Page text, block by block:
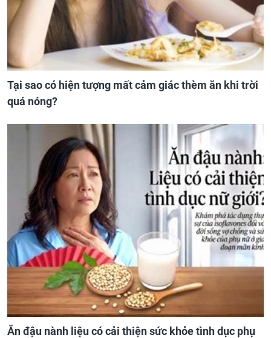
Tại sao có hiện tượng mất cảm giác thèm ăn khi trời
quá nóng?
Ăn đậu nành liệu có cải thiện sức khỏe tình dục phụ